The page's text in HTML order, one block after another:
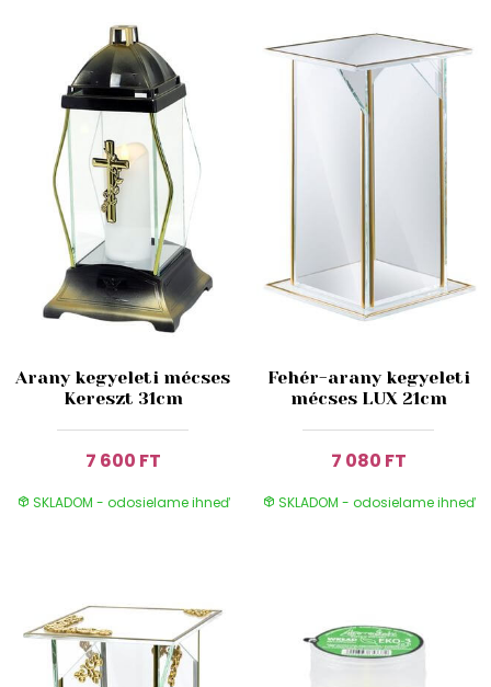
Arany kegyeleti mécses
Kereszt 31cm
7 600 FT
SKLADOM - odosielame ihneď
Fehér-arany kegyeleti
mécses LUX 21cm
7 080 FT
SKLADOM - odosielame ihneď